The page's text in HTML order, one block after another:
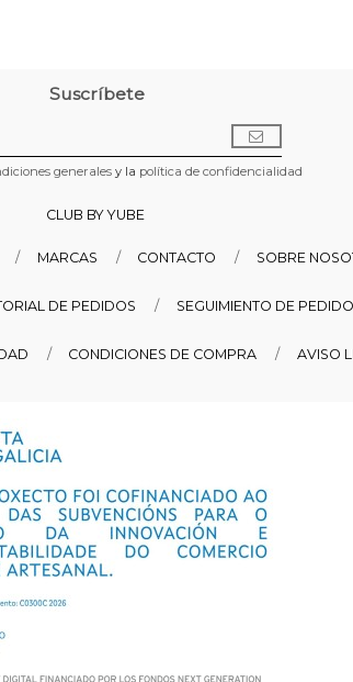
Suscríbete
generalesy la política de confidencialidad
CLUB BY YUBE
MARCAS CONTACTO SOBRE
DE PEDIDOS SEGUIMIENTO DE
CONDICIONES DE COMPRA AVISO